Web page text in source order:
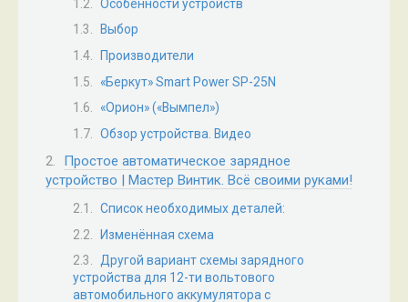
Особенности устройств
Выбор
Производители
«Беркут» Smart Power SP-25N
«Орион» («Вымпел»)
Обзор устройства. Видео
Простое автоматическое зарядное
устройство | Мастер Винтик. Всё своими руками!
Список необходимых деталей:
Изменённая схема
Другой вариант схемы зарядного
устройства для 12-ти вольтового
автомобильного аккумулятора с